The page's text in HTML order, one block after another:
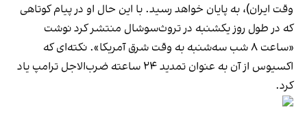
وقت ایران)، به پایان خواهد رسید. با این حال او در پیام کوتاهی
که در طول روز یکشنبه در تروث‌سوشال منتشر کرد نوشت
«ساعت ۸ شب سه‌شنبه به وقت شرق آمریکا». نکته‌ای که
اکسیوس از آن به عنوان تمدید ۲۴ ساعته ضرب‌الاجل ترامپ یاد
کرد.